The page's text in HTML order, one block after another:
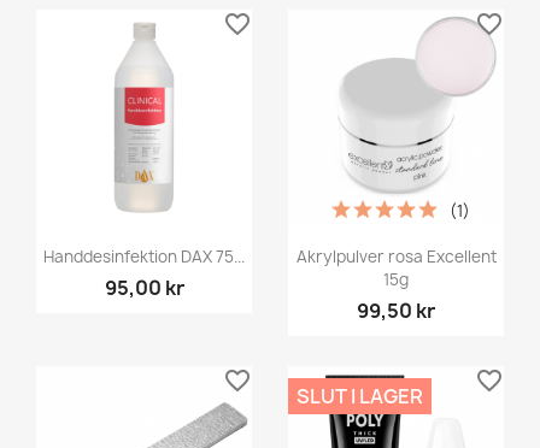
Handdesinfektion DAX 75...
95,00 kr
favorite_border
Akrylpulver rosa Excellent
15g
99,50 kr
(1)
favorite_border
favorite_border
SLUT I LAGER
favorite_border